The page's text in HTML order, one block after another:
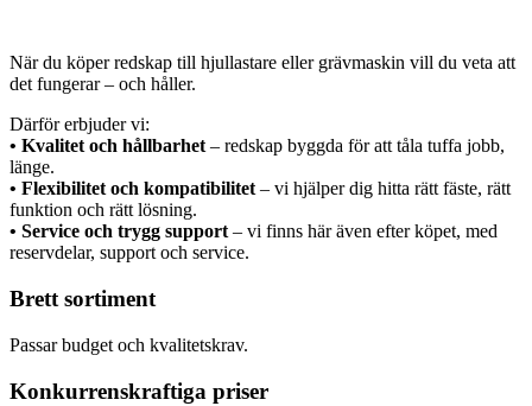
När du köper redskap till hjullastare eller grävmaskin vill du veta att
det fungerar – och håller.
Därför erbjuder vi:
• Kvalitet och hållbarhet– redskap byggda för att tåla tuffa jobb,
länge.
• Flexibilitet och kompatibilitet– vi hjälper dig hitta rätt fäste, rätt
funktion och rätt lösning.
• Service och trygg support– vi finns här även efter köpet, med
reservdelar, support och service.
Brett sortiment
Passar budget och kvalitetskrav.
Konkurrenskraftiga priser